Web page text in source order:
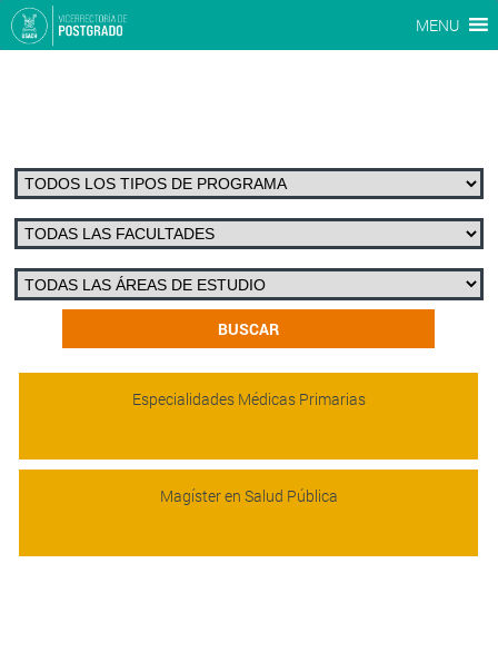
MENU
Especialidades Médicas Primarias
Magíster en Salud Pública